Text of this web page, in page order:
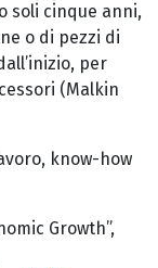
soli cinque anni,
o di pezzi di
per
(Malkin
know-how
Growth”,